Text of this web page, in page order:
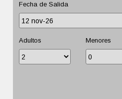
Fecha de Salida
Adultos Menores